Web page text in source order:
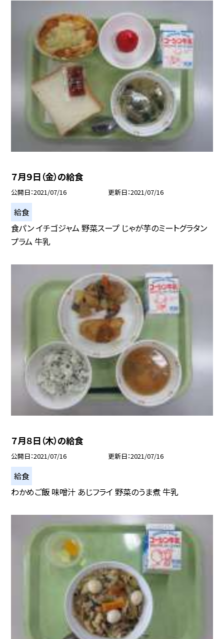
７月９日（金）の給食
公開日 2021/07/16 更新日 2021/07/16
給食
食パン イチゴジャム 野菜スープ じゃが芋のミートグラタン
プラム 牛乳
７月８日（木）の給食
公開日 2021/07/16 更新日 2021/07/16
給食
わかめご飯 味噌汁 あじフライ 野菜のうま煮 牛乳